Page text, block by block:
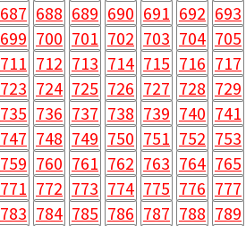
687 688 689 690 691 692 693
699 700 701 702 703 704 705
711 712 713 714 715 716 717
723 724 725 726 727 728 729
735 736 737 738 739 740 741
747 748 749 750 751 752 753
759 760 761 762 763 764 765
771 772 773 774 775 776 777
783 784 785 786 787 788 789